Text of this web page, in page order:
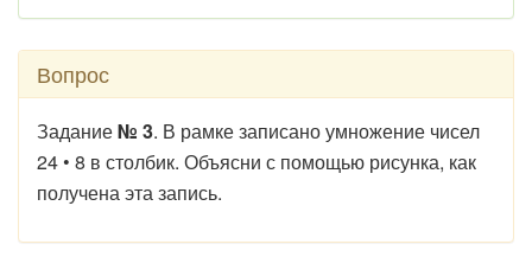
Вопрос
Задание№ 3. В рамке записано умножение чисел
24 • 8 в столбик. Объясни с помощью рисунка, как
получена эта запись.